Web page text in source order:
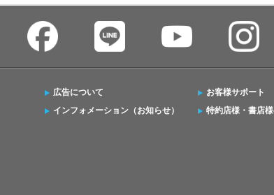
広告について
インフォメーション（お知らせ）
お客様サポート
特約店様・書店